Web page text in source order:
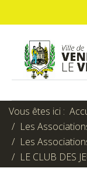
Vous êtes ici :
Les
Les
LE CLUB DES